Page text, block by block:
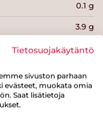
0.1 g
3.9 g
0.1 g
Tietosuojakäytäntö
sivuston parhaan
evästeet, muokata omia
Saat lisätietoja